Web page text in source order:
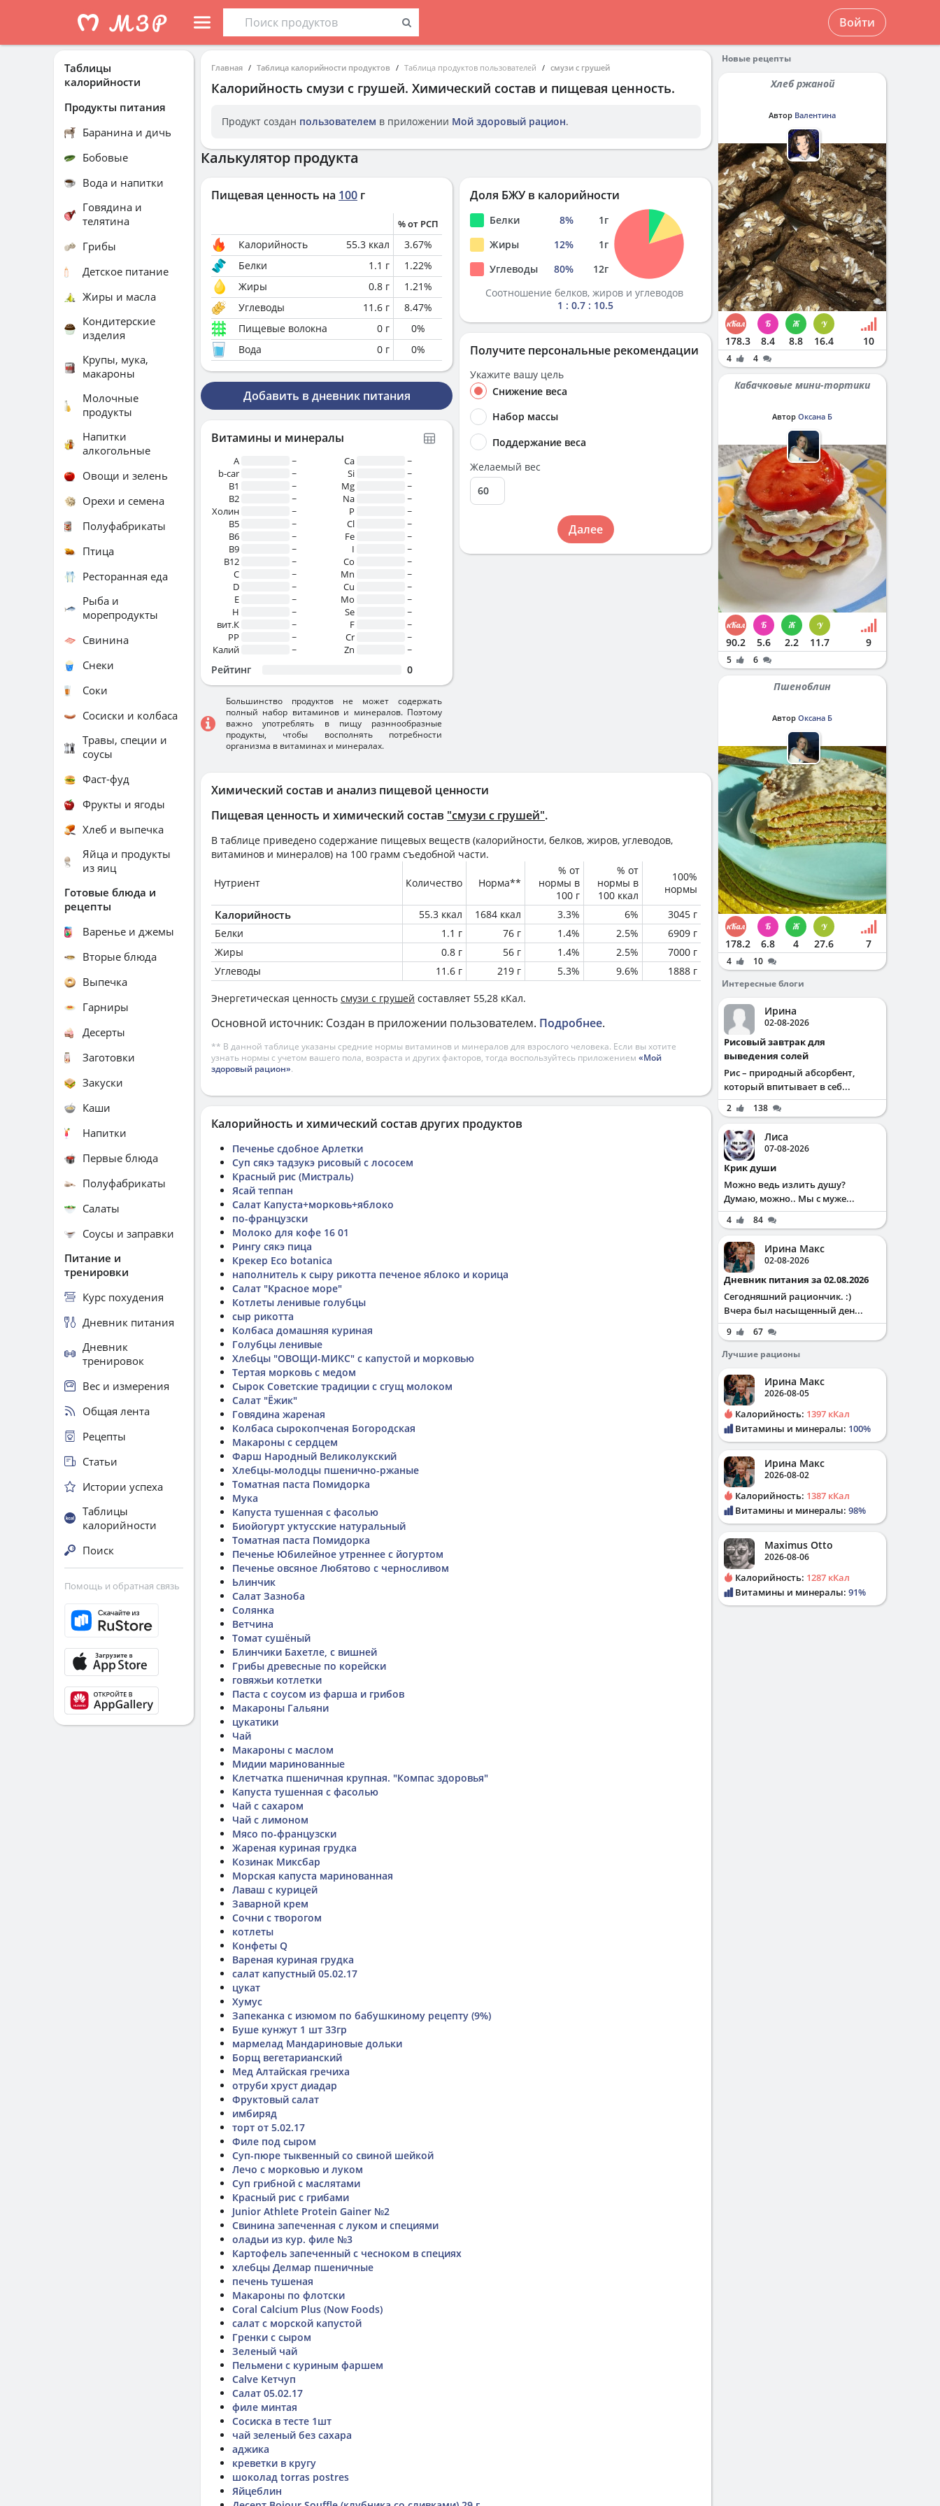
Войти
Главная Таблица калорийности продуктов Таблица продуктов пользователей смузи с грушей
Калорийность смузи с грушей. Химический состав и пищевая ценность.
Продукт создан пользователем в приложении Мой здоровый рацион.
Химический состав и анализ пищевой ценности
Пищевая ценность и химический состав "смузи с грушей".
В таблице приведено содержание пищевых веществ (калорийности, белков, жиров, углеводов,
витаминов и минералов) на 100 грамм съедобной части.
Нутриент Количество Норма**
% от
нормы в
100 г
% от
нормы в
100 ккал
100%
нормы
Калорийность 55.3 ккал 1684 ккал 3.3% 6%
3045 г
Белки
1.1 г 76 г 1.4% 2.5%
6909 г
Жиры
0.8 г 56 г 1.4% 2.5%
7000 г
Углеводы
11.6 г 219 г 5.3% 9.6% 1888 г
Энергетическая ценность смузи с грушей составляет 55,28 кКал.
Основной источник: Создан в приложении пользователем. Подробнее.
** В данной таблице указаны средние нормы витаминов и минералов для взрослого человека. Если вы хотите
узнать нормы с учетом вашего пола, возраста и других факторов, тогда воспользуйтесь приложением «Мой
здоровый рацион».
Калькулятор продукта
Пищевая ценность на 100 г
% от РСП
Калорийность 55.3 ккал 3.67%
Белки
1.1 г 1.22%
Жиры
0.8 г 1.21%
Углеводы
11.6 г 8.47%
Пищевые волокна
0 г 0%
Вода
0 г 0%
Добавить в дневник питания
Витамины и минералы
A
~
b-car
~
В1
~
B2
~
Холин
~
B5
~
B6
~
B9
~
B12
~
C
~
D
~
E
~
H
~
вит.К
~
PP
~
Калий
~
Ca
~
Si
~
Mg
~
Na
~
P
~
Cl
~
Fe
~
I
~
Co
~
Mn
~
Cu
~
Mo
~
Se
~
F
~
Cr
~
Zn
~
Рейтинг 0
Большинство продуктов не может содержать
полный набор витаминов и минералов. Поэтому
важно употреблять в пищу разннообразные
продукты, чтобы восполнять потребности
организма в витаминах и минералах.
Доля БЖУ в калорийности
Белки 8% 1г
Жиры
12% 1г
Углеводы
80% 12г
Соотношение белков, жиров и углеводов
1 : 0.7 : 10.5
Получите персональные рекомендации
Укажите вашу цель
Снижение веса
Набор массы
Поддержание веса
Желаемый вес
Далее
Калорийность и химический состав других продуктов
Печенье сдобное Арлетки
Суп сякэ тадзукэ рисовый с лососем
Красный рис (Мистраль)
Ясай теппан
Салат Капуста+морковь+яблоко
по-французски
Молоко для кофе 16 01
Рингу сякэ пица
Крекер Eco botanica
наполнитель к сыру рикотта печеное яблоко и корица
Салат "Красное море"
Котлеты ленивые голубцы
сыр рикотта
Колбаса домашняя куриная
Голубцы ленивые
Хлебцы "ОВОЩИ-МИКС" с капустой и морковью
Тертая морковь с медом
Сырок Советские традиции с сгущ молоком
Салат "Ёжик"
Говядина жареная
Колбаса сырокопченая Богородская
Макароны с сердцем
Фарш Народный Великолукский
Хлебцы-молодцы пшенично-ржаные
Томатная паста Помидорка
Мука
Капуста тушенная с фасолью
Биойогурт уктусские натуральный
Томатная паста Помидорка
Печенье Юбилейное утреннее с йогуртом
Печенье овсяное Любятово с черносливом
Ьлинчик
Салат Зазноба
Солянка
Ветчина
Томат сушёный
Блинчики Бахетле, с вишней
Грибы древесные по корейски
говяжьи котлетки
Паста с соусом из фарша и грибов
Макароны Гальяни
цукатики
Чай
Макароны с маслом
Мидии маринованные
Клетчатка пшеничная крупная. "Компас здоровья"
Капуста тушенная с фасолью
Чай с сахаром
Чай с лимоном
Мясо по-французски
Жареная куриная грудка
Козинак Миксбар
Морская капуста маринованная
Лаваш с курицей
Заварной крем
Сочни с творогом
котлеты
Конфеты Q
Вареная куриная грудка
салат капустный 05.02.17
цукат
Хумус
Запеканка с изюмом по бабушкиному рецепту (9%)
Буше кунжут 1 шт 33гр
мармелад Мандариновые дольки
Борщ вегетарианский
Мед Алтайская гречиха
отруби хруст диадар
Фруктовый салат
имбиряд
торт от 5.02.17
Филе под сыром
Суп-пюре тыквенный со свиной шейкой
Лечо с морковью и луком
Суп грибной с маслятами
Красный рис с грибами
Junior Athlete Protein Gainer №2
Свинина запеченная с луком и специями
оладьи из кур. филе №3
Картофель запеченный с чесноком в специях
хлебцы Делмар пшеничные
печень тушеная
Макароны по флотски
Coral Calcium Plus (Now Foods)
салат с морской капустой
Гренки с сыром
Зеленый чай
Пельмени с куриным фаршем
Calve Кетчуп
Салат 05.02.17
филе минтая
Сосиска в тесте 1шт
чай зеленый без сахара
аджика
креветки в кругу
шоколад torras postres
Яйцеблин
Таблицы
калорийности
Продукты питания
Баранина и дичь
Бобовые
Вода и напитки
Говядина и
телятина
Грибы
Детское питание
Жиры и масла
Кондитерские
изделия
Крупы, мука,
макароны
Молочные
продукты
Напитки
алкогольные
Овощи и зелень
Орехи и семена
Полуфабрикаты
Птица
Ресторанная еда
Рыба и
морепродукты
Свинина
Снеки
Соки
Сосиски и колбаса
Травы, специи и
соусы
Фаст-фуд
Фрукты и ягоды
Хлеб и выпечка
Яйца и продукты
из яиц
Готовые блюда и
рецепты
Варенье и джемы
Вторые блюда
Выпечка
Гарниры
Десерты
Заготовки
Закуски
Каши
Напитки
Первые блюда
Полуфабрикаты
Салаты
Соусы и заправки
Питание и
тренировки
Курс похудения
Дневник питания
Дневник
тренировок
Вес и измерения
Общая лента
Рецепты
Статьи
Истории успеха
Таблицы
калорийности
Поиск
Помощь и обратная связь
Новые рецепты
Хлеб ржаной
Автор Валентина
178.3 8.4 8.8 16.4 10
4 4
Кабачковые мини-тортики
Автор Оксана Б
90.2 5.6 2.2 11.7 9
5 6
Пшеноблин
Автор Оксана Б
178.2 6.8 4 27.6 7
4
10
Интересные блоги
Ирина
02-08-2026
Рисовый завтрак для
выведения солей
Рис – природный абсорбент,
который впитывает в себ...
2 138
Лиса
07-08-2026
Крик души
Можно ведь излить душу?
Думаю, можно.. Мы с муже...
4 84
Ирина Макс
02-08-2026
Дневник питания за 02.08.2026
Сегодняшний рациончик. :)
Вчера был насыщенный ден...
9
67
Лучшие рационы
Ирина Макс
2026-08-05
Калорийность: 1397 кКал
Витамины и минералы: 100%
Ирина Макс
2026-08-02
Калорийность: 1387 кКал
Витамины и минералы: 98%
Maximus Otto
2026-08-06
Калорийность: 1287 кКал
Витамины и минералы: 91%